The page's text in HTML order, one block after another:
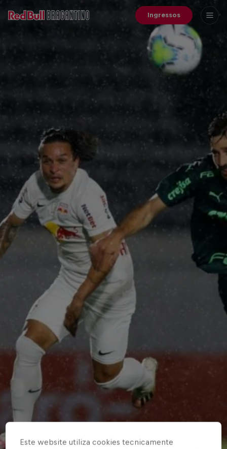
Ingressos
Este website utiliza cookies tecnicamente